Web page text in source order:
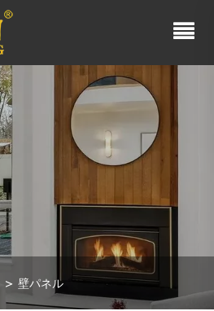
壁パネル